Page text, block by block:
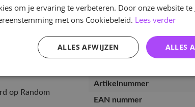
op Random
Specificaties
Artikelnummer
EAN nummer
om je ervaring te verbeteren. Door onze website
met ons Cookiebeleid. Lees verder
ALLES
ALLES AFWIJZEN